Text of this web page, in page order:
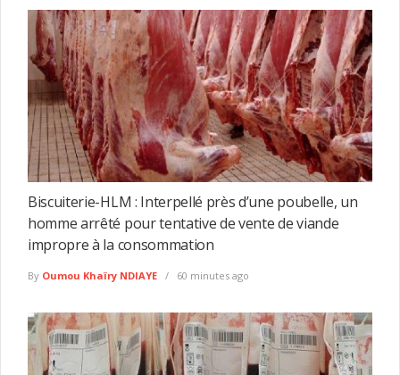
Biscuiterie-HLM : Interpellé près d’une poubelle, un
homme arrêté pour tentative de vente de viande
impropre à la consommation
By Oumou Khaïry NDIAYE 60 minutes ago